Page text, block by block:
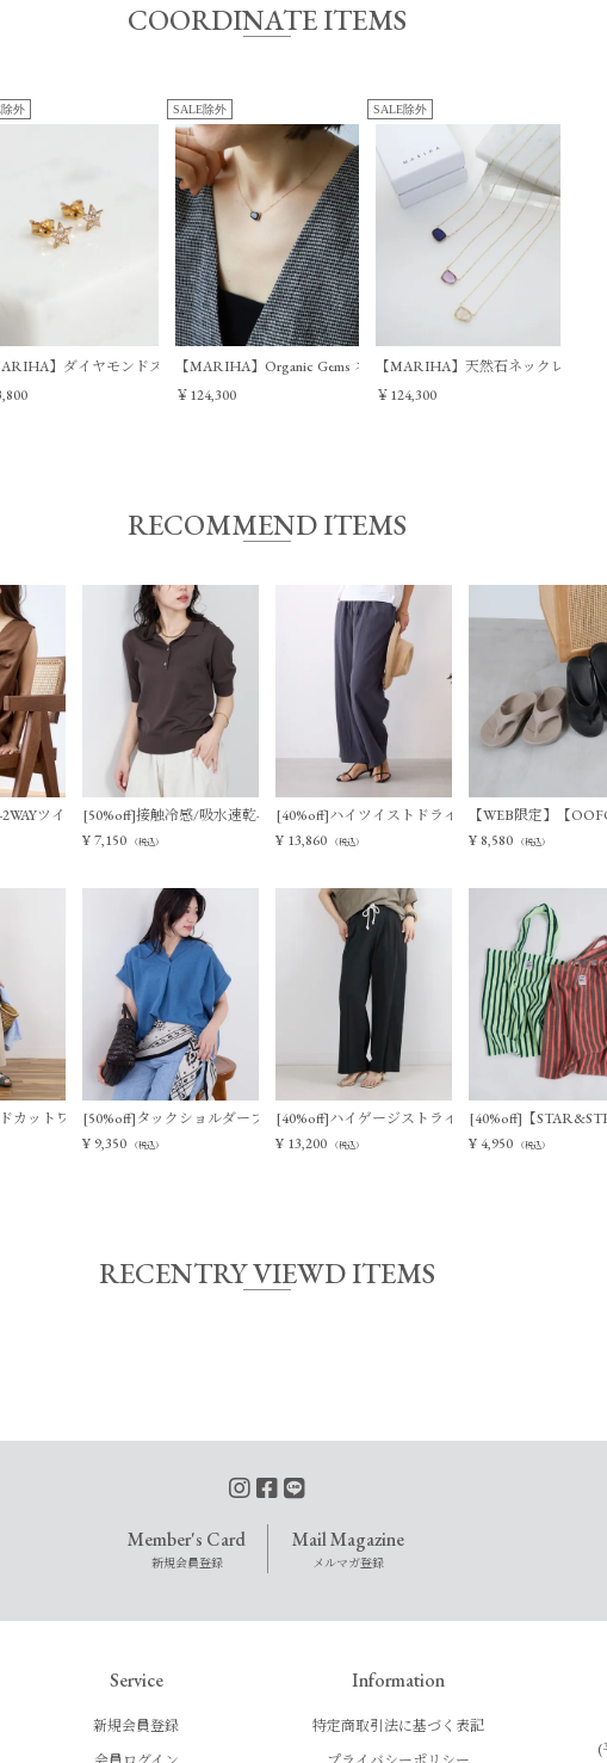
COORDINATE ITEMS
外
】ダイヤモンドスターピアス/0324310063
SALE除外
【MARIHA】Organic Gems ネックレス/0324310065
￥124,300
SALE除外
【MARIHA】天然石ネックレス-
￥124,300
RECOMMEND ITEMS
ベストツイストノースリーブブラウス
[50%off]接触冷感/吸水速乾-サマーポロニット
¥ 7,150 （税込）
[40%off]ハイツイストドライタッチイージーパンツ
¥ 13,860 （税込）
【WEB限定】【
¥ 8,580 （税込）
カットワンピース[50%off]タックショルダーブラウス
¥ 9,350 （税込）
[40%off]ハイゲージストライプイージーパンツ
¥ 13,200 （税込）
[40%off]【
¥ 4,950 （税込）
RECENTRY VIEWD ITEMS
Member's Card
新規会員登録
Mail Magazine
メルマガ登録
Service
新規会員登録
Information
特定商取引法に基づく表記
(